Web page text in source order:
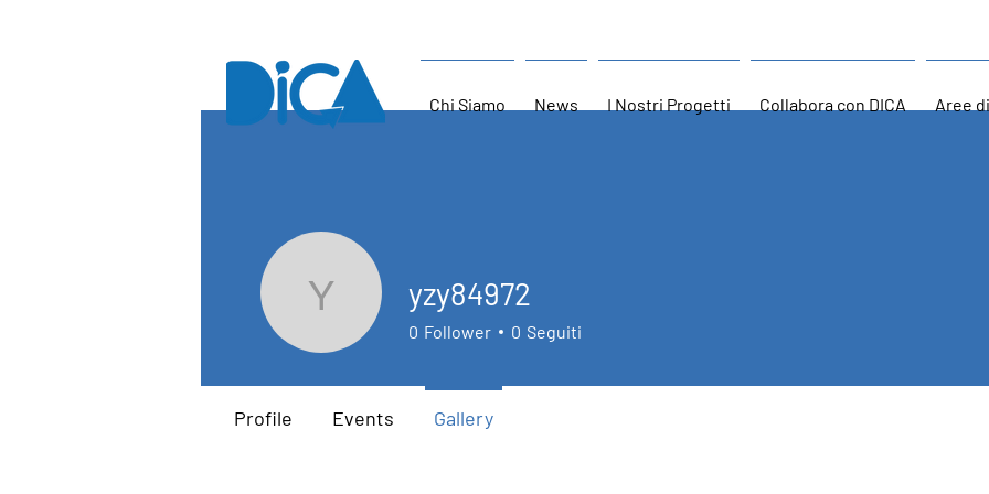
Chi Siamo News I Nostri Progetti Collabora con DICA Aree
yzy84972
yzy84972
0 Follower 0 Seguiti
Profile Events Gallery